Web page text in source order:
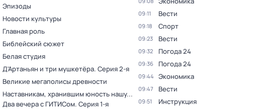
Эпизоды
Новости культуры
Главная роль
Библейский сюжет
Белая студия
Д'Артаньян и три мушкетёра. Серия 2-я
Великие мегаполисы древности
Наставникам, хранившим юность нашу...
Два вечера с ГИТИСом. Серия 1-я
09:11 Вести
09:18 Спорт
09:23 Вести
09:32 Погода 24
09:36 Погода 24
09:44 Экономика
09:47 Вести
09:51 Инструкция